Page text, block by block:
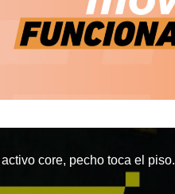
core, pecho toca el piso.